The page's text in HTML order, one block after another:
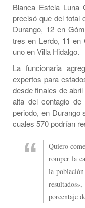
Blanca Estela Luna
precisó que del total
Durango, 12 en
tres en Lerdo, 11 en
uno en Villa Hidalgo.
La funcionaria
expertos para
desde finales de
alta del contagio
periodo, en
cuales 570 podrían
Quiero
romper la
la
porcentaje